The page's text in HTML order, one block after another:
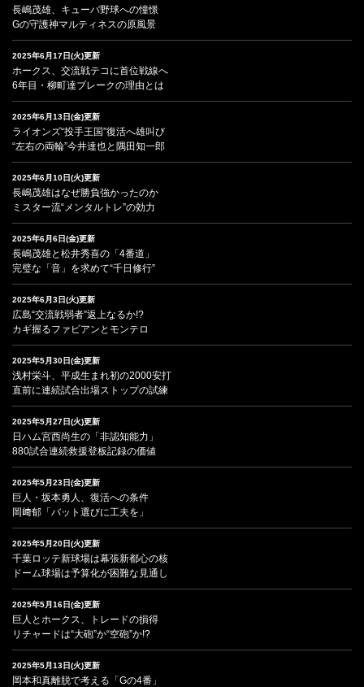
長嶋茂雄、キューバ野球への憧憬
Gの守護神マルティネスの原風景
2025年6月17日(火)更新
ホークス、交流戦テコに首位戦線へ
6年目・柳町達ブレークの理由とは
2025年6月13日(金)更新
ライオンズ“投手王国”復活へ雄叫び
“左右の両輪”今井達也と隅田知一郎
2025年6月10日(火)更新
長嶋茂雄はなぜ勝負強かったのか
ミスター流“メンタルトレ”の効力
2025年6月6日(金)更新
長嶋茂雄と松井秀喜の「4番道」
完璧な「音」を求めて“千日修行”
2025年6月3日(火)更新
広島“交流戦弱者”返上なるか!?
カギ握るファビアンとモンテロ
2025年5月30日(金)更新
浅村栄斗、平成生まれ初の2000安打
直前に連続試合出場ストップの試練
2025年5月27日(火)更新
日ハム宮西尚生の「非認知能力」
880試合連続救援登板記録の価値
2025年5月23日(金)更新
巨人・坂本勇人、復活への条件
岡﨑郁「バット選びに工夫を」
2025年5月20日(火)更新
千葉ロッテ新球場は幕張新都心の核
ドーム球場は予算化が困難な見通し
2025年5月16日(金)更新
巨人とホークス、トレードの損得
リチャードは“大砲”か“空砲”か!?
2025年5月13日(火)更新
岡本和真離脱で考える「Gの4番」